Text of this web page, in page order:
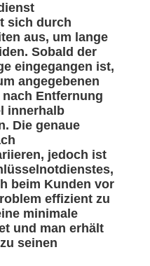
sich durch
aus, um lange
Sobald der
eingegangen ist,
angegebenen
Entfernung
innerhalb
Die genaue
jedoch ist
beim Kunden vor
effizient zu
minimale
und man erhält
seinen